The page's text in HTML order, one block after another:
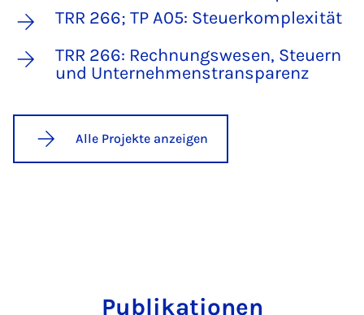
TRR 266; TP A05: Steuerkomplexität
TRR 266: Rechnungswesen, Steuern
und Unternehmenstransparenz
Alle Projekte anzeigen
Publikationen